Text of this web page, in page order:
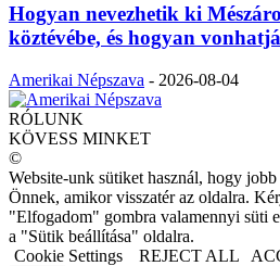
Hogyan nevezhetik ki
köztévébe, és hogyan
Amerikai Népszava - 2026-08-04
RÓLUNK
KÖVESS MINKET
©
Website-unk sütiket használ, hogy
Önnek, amikor visszatér az oldalra.
"Elfogadom" gombra valamennyi süti
a "Sütik beállítása" oldalra.
Cookie Settings
REJECT ALL